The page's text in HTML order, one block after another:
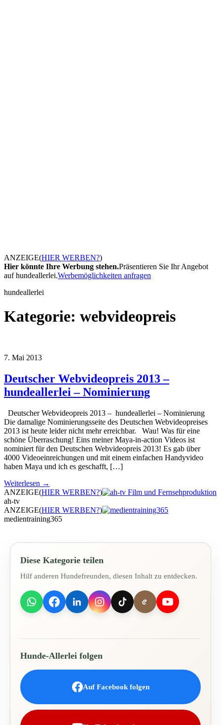
ANZEIGE(HIER WERBEN?)
Hier könnte Ihre Werbung stehen.Präsentieren Sie Ihr Angebot
auf hundeallerlei.Werbemöglichkeiten anfragen
hundeallerlei
Kategorie: webvideopreis
7. Mai 2013
Deutscher Webvideopreis 2013 –
hundeallerlei – Nominierung
Deutscher Webvideopreis 2013 – hundeallerlei – Nominierung
Die damalige Nominierungsseite des Deutschen Webvideopreises
2013 ist heute leider nicht mehr erreichbar. Wau! Was für eine
schöne Überraschung! Eins meiner Maya-in-action Videos ist
nominiert für den Deutschen Webvideopreis 2013! Es gab über
4000 Videoeinreichungen und mit einem einfachen Handyvideo
haben Maya und ich es geschafft, […]
Weiterlesen →
ANZEIGE(HIER WERBEN?)
ah-tv
ANZEIGE(HIER WERBEN?)
medientraining365
Diese Kategorie teilen
Hilf anderen Hundefreunden, diesen Inhalt zu entdecken.
Hunde-Allerlei folgen
Auf Facebook folgen